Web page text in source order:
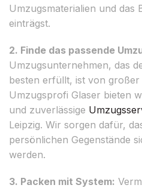
Umzugsmaterialien und das
einträgst.
2. Finde das passende
Umzugsunternehmen, das
besten erfüllt, ist von großer
Umzugsprofi Glaser bieten
und zuverlässige
Leipzig. Wir sorgen dafür,
persönlichen Gegenstände
werden.
3. Packen mit System: